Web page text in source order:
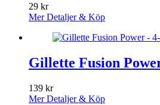
29 kr
Mer Detaljer & Köp
Gillette Fusion
139 kr
Mer Detaljer & Köp